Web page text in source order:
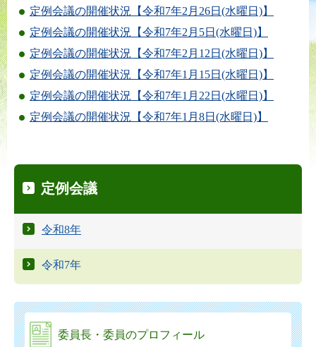
定例会議の開催状況【令和7年2月26日(水曜日)】
定例会議の開催状況【令和7年2月5日(水曜日)】
定例会議の開催状況【令和7年2月12日(水曜日)】
定例会議の開催状況【令和7年1月15日(水曜日)】
定例会議の開催状況【令和7年1月22日(水曜日)】
定例会議の開催状況【令和7年1月8日(水曜日)】
定例会議
令和8年
令和7年
委員長・委員のプロフィール